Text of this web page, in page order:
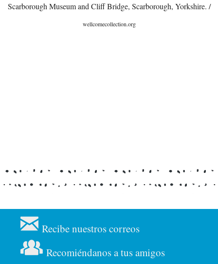
Scarborough Museum and Cliff Bridge, Scarborough, Yorkshire. /
wellcomecollection.org
Recibe nuestros correos
Recomiéndanos a tus amigos